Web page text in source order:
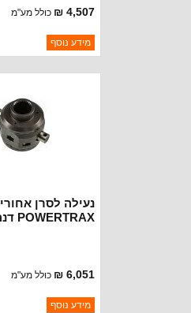
4,507 ₪ כולל מע"מ
ברקוד: 9201202920
יצרן:POWERTRAX
מידע נוסף
נעילה לסרן אחורי
POWERTRAX דנה 35
6,051 ₪ כולל מע"מ
ברקוד: 9204352706
מידע נוסף